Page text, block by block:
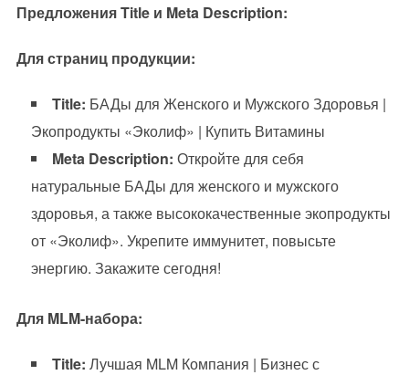
Предложения Title и Meta Description:
Для страниц продукции:
Title: БАДы для Женского и Мужского Здоровья |
Экопродукты «Эколиф» | Купить Витамины
Meta Description: Откройте для себя
натуральные БАДы для женского и мужского
здоровья, а также высококачественные экопродукты
от «Эколиф». Укрепите иммунитет, повысьте
энергию. Закажите сегодня!
Для MLM-набора:
Title: Лучшая MLM Компания | Бизнес с